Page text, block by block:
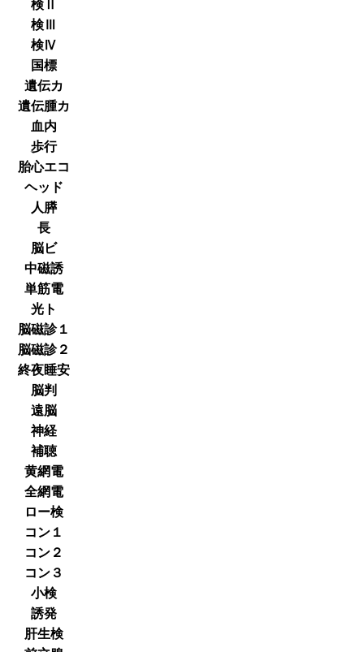
検Ⅱ
検Ⅲ
検Ⅳ
国標
遺伝カ
遺伝腫カ
血内
歩行
胎心エコ
ヘッド
人膵
長
脳ビ
中磁誘
単筋電
光ト
脳磁診１
脳磁診２
終夜睡安
脳判
遠脳
神経
補聴
黄網電
全網電
ロー検
コン１
コン２
コン３
小検
誘発
肝生検